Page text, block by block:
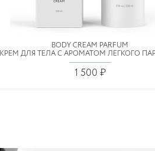
BODY CREAM PARFUM
КРЕМ ДЛЯ ТЕЛА С АРОМАТОМ ЛЕГКОГО
1 500 ₽